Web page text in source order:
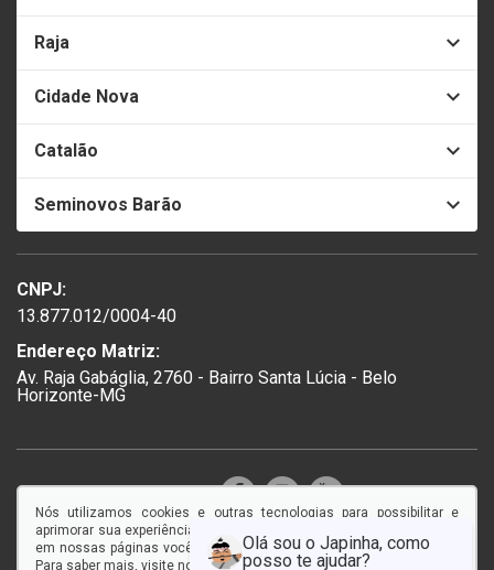
Raja
Cidade Nova
Catalão
Seminovos Barão
CNPJ:
13.877.012/0004-40
Endereço Matriz:
Av. Raja Gabáglia, 2760 - Bairro Santa Lúcia - Belo
Horizonte-MG
Nós utilizamos cookies e outras tecnologias para possibilitar e
aprimorar sua experiência em nosso site, e ao continuar navegando
em nossas páginas você concorda com a coleta e uso de cookies.
Para saber mais, visite nossaAviso de privacidade.